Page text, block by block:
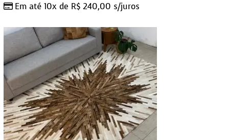
Em até 10x de R$ 240,00 s/juros